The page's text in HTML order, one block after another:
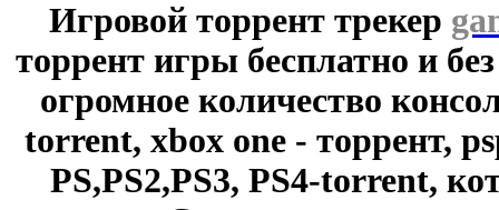
Игровой торрент трекер
торрент игры бесплатно и
огромное количество
torrent, xbox one - торрент,
PS,PS2,PS3, PS4-torrent,